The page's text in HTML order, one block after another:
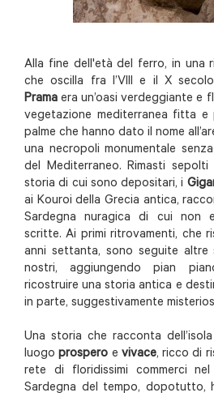
Alla fine dell'età del ferro, in una
che oscilla fra l’VIII e il X
Prama era un’oasi verdeggiante e
vegetazione mediterranea fitta e
palme che hanno dato il nome
una necropoli monumentale
del Mediterraneo. Rimasti
storia di cui sono depositari, i
ai Kouroi della Grecia antica,
Sardegna nuragica di cui non
scritte. Ai primi ritrovamenti, che
anni settanta, sono seguite
nostri, aggiungendo pian
ricostruire una storia antica e
in parte, suggestivamente
Una storia che racconta
luogo prospero e vivace, ricco di
rete di floridissimi commerci
Sardegna del tempo, dopotutto,